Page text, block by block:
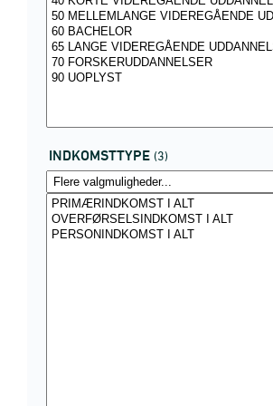
INDKOMSTTYPE (3)